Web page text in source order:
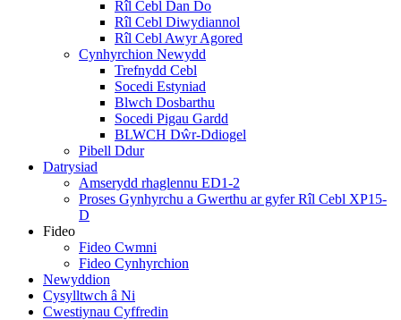
Rîl Cebl Dan Do
Rîl Cebl Diwydiannol
Rîl Cebl Awyr Agored
Cynhyrchion Newydd
Trefnydd Cebl
Socedi Estyniad
Blwch Dosbarthu
Socedi Pigau Gardd
BLWCH Dŵr-Ddiogel
Pibell Ddur
Datrysiad
Amserydd rhaglennu ED1-2
Proses Gynhyrchu a Gwerthu ar gyfer Rîl Cebl XP15-
D
Fideo
Fideo Cwmni
Fideo Cynhyrchion
Newyddion
Cysylltwch â Ni
Cwestiynau Cyffredin